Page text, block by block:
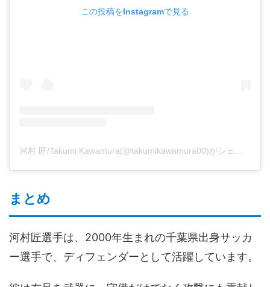
この投稿をInstagramで見る
まとめ
河村匠選手は、2000年生まれの千葉県出身サッカ
ー選手で、ディフェンダーとして活躍しています。